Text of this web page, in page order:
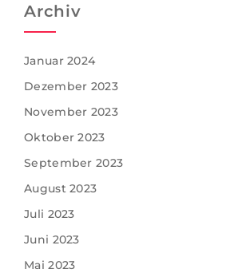
Archiv
Januar 2024
Dezember 2023
November 2023
Oktober 2023
September 2023
August 2023
Juli 2023
Juni 2023
Mai 2023